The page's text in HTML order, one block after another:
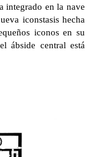
integrado en la nave
iconstasis hecha
iconos en su
ábside central está